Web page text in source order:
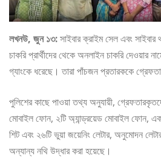
লখনউ, জুন ১৩:সাইবার ক্রাইম সেল এবং
চাকরি প্রার্থীদের থেকে অনলাইন চাকরি দেওয়ার
গ্যাংকে ধরেছে। তারা পাঁচজন প্রতারককে
পুলিশের কাছে পাওয়া তথ্য অনুযায়ী,
মোবাইল ফোন, ২টি অ্যান্ড্রয়েড মোবাইল ফোন,
শিট এবং ২৬টি ভুয়া জয়েনিং লেটার, অনুমোদন
অন্যান্য নথি উদ্ধার করা হয়েছে।